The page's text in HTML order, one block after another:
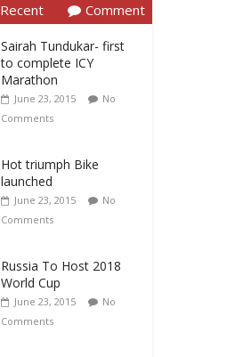
Recent Comment
Sairah Tundukar- first
to complete ICY
Marathon
June 23, 2015
No
Comments
Hot triumph Bike
launched
June 23, 2015
No
Comments
Russia To Host 2018
World Cup
June 23, 2015
No
Comments